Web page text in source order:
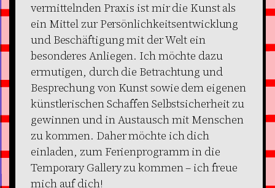
vermittelnden Praxis ist mir die Kunst als
ein Mittel zur Persönlichkeitsentwicklung
und Beschäftigung mit der Welt ein
besonderes Anliegen. Ich möchte dazu
ermutigen, durch die Betrachtung und
Besprechung von Kunst sowie dem eigenen
künstlerischen Schaffen Selbstsicherheit zu
gewinnen und in Austausch mit Menschen
zu kommen. Daher möchte ich dich
einladen, zum Ferienprogramm in die
Temporary Gallery zu kommen – ich freue
mich auf dich!